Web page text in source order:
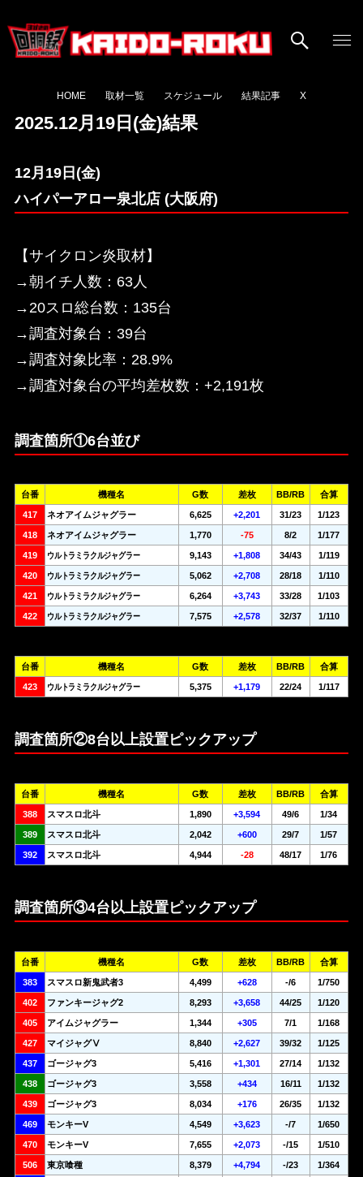
HOME 取材一覧 スケジュール 結果記事 X
2025.12月19日(金)結果
12月19日(金)
ハイパーアロー泉北店 (大阪府)
【サイクロン炎取材】
→朝イチ人数：63人
→20スロ総台数：135台
→調査対象台：39台
→調査対象比率：28.9%
→調査対象台の平均差枚数：+2,191枚
調査箇所①6台並び
台番 機種名 G数 差枚 BB/RB 合算
417 ネオアイムジャグラー 6,625 +2,201 31/23 1/123
418 ネオアイムジャグラー 1,770 -75 8/2 1/177
419 ウルトラミラクルジャグラー 9,143 +1,808 34/43 1/119
420 ウルトラミラクルジャグラー 5,062 +2,708 28/18 1/110
421 ウルトラミラクルジャグラー 6,264 +3,743 33/28 1/103
422 ウルトラミラクルジャグラー 7,575 +2,578 32/37 1/110
台番 機種名 G数 差枚 BB/RB 合算
423 ウルトラミラクルジャグラー 5,375 +1,179 22/24 1/117
調査箇所②8台以上設置ピックアップ
台番 機種名 G数 差枚 BB/RB 合算
388 スマスロ北斗 1,890 +3,594 49/6 1/34
389 スマスロ北斗 2,042 +600 29/7 1/57
392 スマスロ北斗 4,944 -28 48/17 1/76
調査箇所③4台以上設置ピックアップ
台番 機種名 G数 差枚 BB/RB 合算
383 スマスロ新鬼武者3 4,499 +628 -/6 1/750
402 ファンキージャグ2 8,293 +3,658 44/25 1/120
405 アイムジャグラー 1,344 +305 7/1 1/168
427 マイジャグⅤ 8,840 +2,627 39/32 1/125
437 ゴージャグ3 5,416 +1,301 27/14 1/132
438 ゴージャグ3 3,558 +434 16/11 1/132
439 ゴージャグ3 8,034 +176 26/35 1/132
469 モンキーV 4,549 +3,623 -/7 1/650
470 モンキーV 7,655 +2,073 -/15 1/510
506 東京喰種 8,379 +4,794 -/23 1/364